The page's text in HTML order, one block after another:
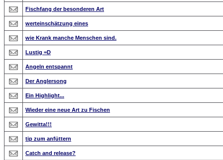
Fischfang der besonderen Art
werteinschätzung eines
wie Krank manche Menschen sind.
Lustig =D
Angeln entspannt
Der Anglersong
Ein Highlight...
Wieder eine neue Art zu Fischen
Gewitta!!!
tip zum anfüttern
Catch and release?